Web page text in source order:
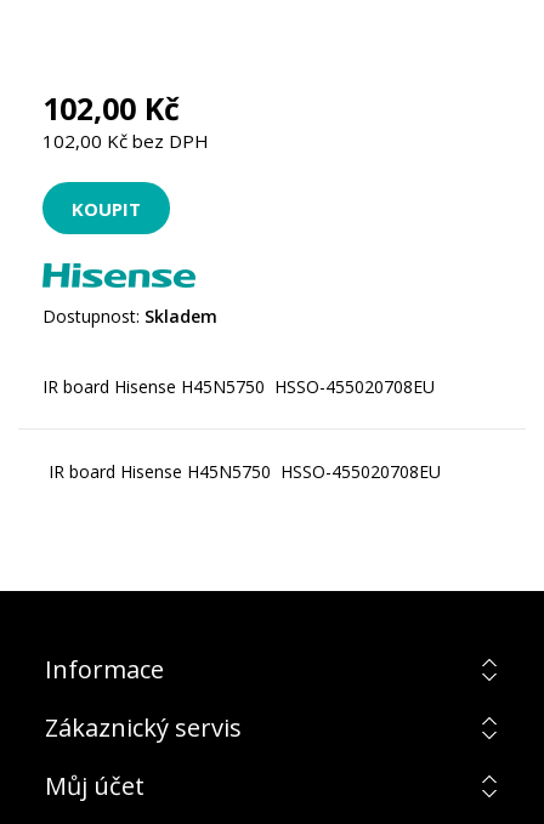
102,00 Kč
102,00 Kč bez DPH
Dostupnost: Skladem
IR board Hisense H45N5750 HSSO-455020708EU
Informace
Zákaznický servis
Můj účet